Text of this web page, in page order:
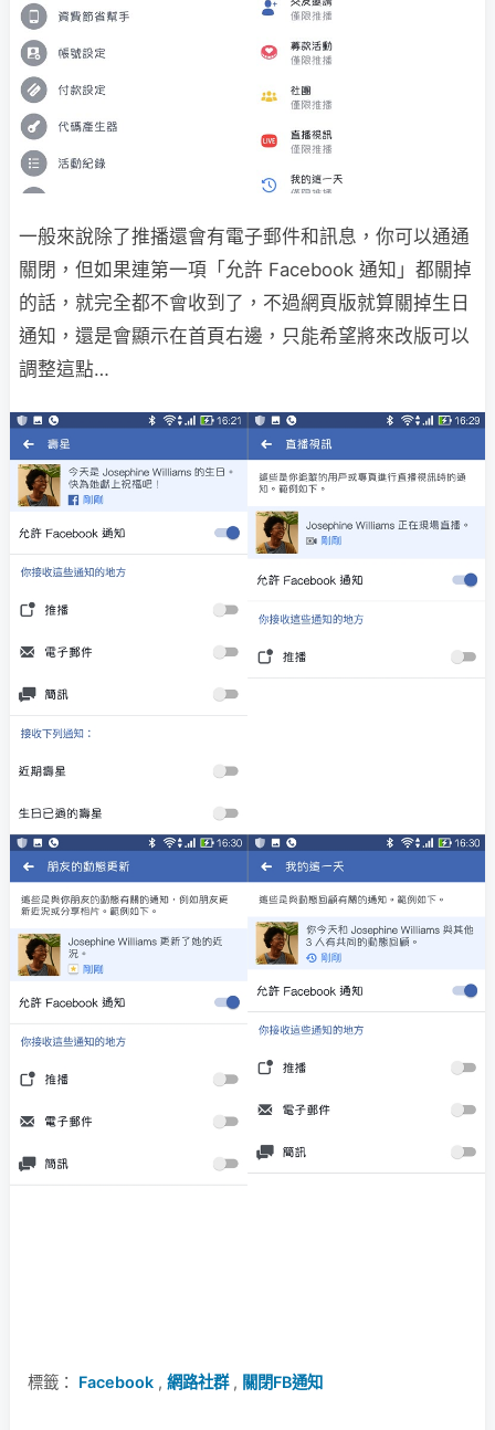
一般來說除了推播還會有電子郵件和訊息，你可以通通
關閉，但如果連第一項「允許 Facebook 通知」都關掉
的話，就完全都不會收到了，不過網頁版就算關掉生日
通知，還是會顯示在首頁右邊，只能希望將來改版可以
調整這點…
標籤： Facebook , 網路社群, 關閉FB通知